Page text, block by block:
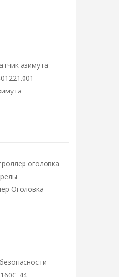
Оголовка